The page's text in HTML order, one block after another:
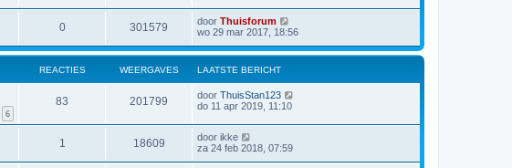
0 301579 door Thuisforum
wo 29 mar 2017, 18:56
REACTIES WEERGAVES LAATSTE BERICHT
6
83 201799 door ThuisStan123
do 11 apr 2019, 11:10
1 18609 door ikke
za 24 feb 2018, 07:59